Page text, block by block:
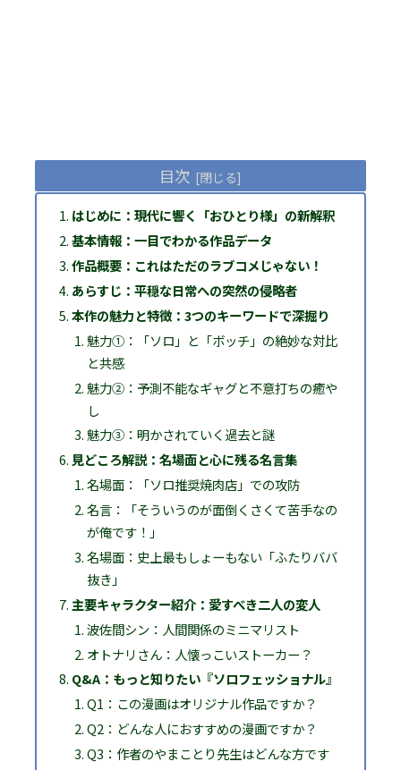
目次
はじめに：現代に響く「おひとり様」の新解釈
基本情報：一目でわかる作品データ
作品概要：これはただのラブコメじゃない！
あらすじ：平穏な日常への突然の侵略者
本作の魅力と特徴：3つのキーワードで深掘り
魅力①：「ソロ」と「ボッチ」の絶妙な対比
と共感
魅力②：予測不能なギャグと不意打ちの癒や
し
魅力③：明かされていく過去と謎
見どころ解説：名場面と心に残る名言集
名場面：「ソロ推奨焼肉店」での攻防
名言：「そういうのが面倒くさくて苦手なの
が俺です！」
名場面：史上最もしょーもない「ふたりババ
抜き」
主要キャラクター紹介：愛すべき二人の変人
波佐間シン：人間関係のミニマリスト
オトナリさん：人懐っこいストーカー？
Q&A：もっと知りたい『ソロフェッショナル』
Q1：この漫画はオリジナル作品ですか？
Q2：どんな人におすすめの漫画ですか？
Q3：作者のやまことり先生はどんな方です